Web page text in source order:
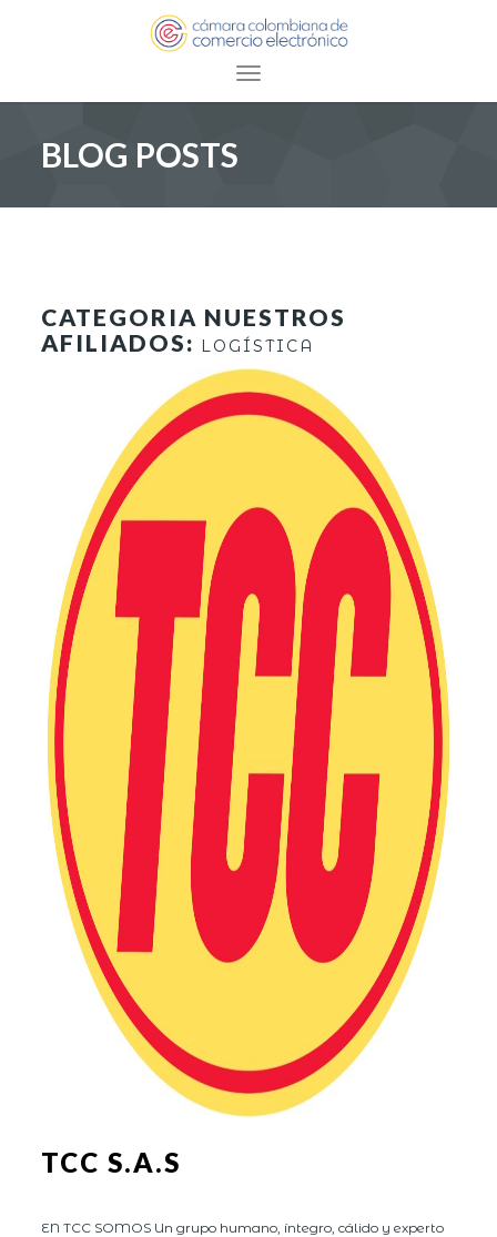
Toggle navigation
BLOG POSTS
CATEGORIA NUESTROS
AFILIADOS: LOGÍSTICA
TCC S.A.S
EN TCC SOMOS Un grupo humano, íntegro, cálido y experto